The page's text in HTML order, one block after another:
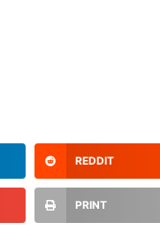
REDDIT
PRINT